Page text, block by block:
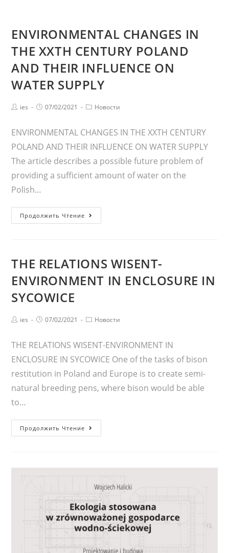
содержимому
ENVIRONMENTAL CHANGES IN
THE XXTH CENTURY POLAND
AND THEIR INFLUENCE ON
WATER SUPPLY
Posties
Запись
07/02/2021
PostНовости
ENVIRONMENTAL CHANGES IN THE XXTH CENTURY
POLAND AND THEIR INFLUENCE ON WATER SUPPLY
The article describes a possible future problem of
providing a sufficient amount of water on the
Polish…
Продолжить Чтение
XXTH
CENTURY
INFLUENCE
ON
WATER
SUPPLY
THE RELATIONS WISENT-
ENVIRONMENT IN ENCLOSURE IN
SYCOWICE
Posties
Запись
07/02/2021
PostНовости
THE RELATIONS WISENT-ENVIRONMENT IN
ENCLOSURE IN SYCOWICE One of the tasks of bison
restitution in Poland and Europe is to create semi-
natural breeding pens, where bison would be able
to…
Продолжить Чтение
ENVIRONMENT
IN
IN
SYCOWICE